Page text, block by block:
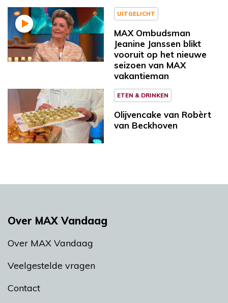
UITGELICHT
MAX Ombudsman
Jeanine Janssen blikt
vooruit op het nieuwe
seizoen van MAX
vakantieman
ETEN & DRINKEN
Olijvencake van Robèrt
van Beckhoven
Over MAX Vandaag
Over MAX Vandaag
Veelgestelde vragen
Contact